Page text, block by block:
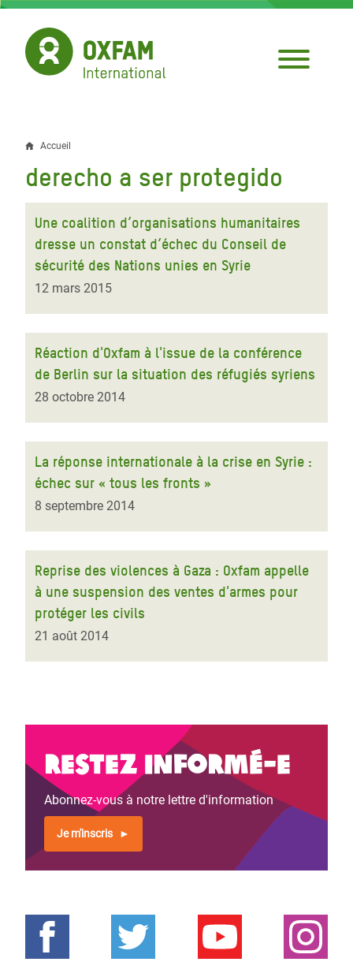
Aller
contenu
principal
Fil
d'Ariane
Accueil
derecho a ser protegido
Une coalition d’organisations humanitaires
dresse un constat d’échec du Conseil de
sécurité des Nations unies en Syrie
12 mars 2015
Réaction d'Oxfam à l'issue de la conférence
de Berlin sur la situation des réfugiés syriens
28 octobre 2014
La réponse internationale à la crise en Syrie :
échec sur « tous les fronts »
8 septembre 2014
Reprise des violences à Gaza : Oxfam appelle
à une suspension des ventes d'armes pour
protéger les civils
21 août 2014
Restez informé-e
Abonnez-vous à notre lettre d'information
Je m'inscris